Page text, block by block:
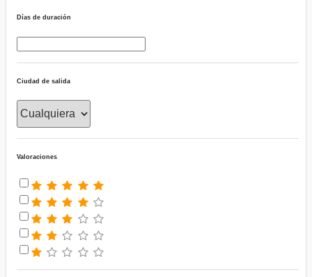
Días de duración
Ciudad de salida
Valoraciones